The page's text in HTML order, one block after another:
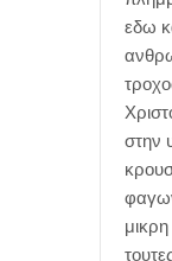
εδω
στην